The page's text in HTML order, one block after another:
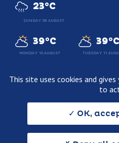
23°C
SUNDAY 09 AUGUST
39°C
MONDAY 10 AUGUST
39°C
TUESDAY 11
Personnal data
This site uses cookies and
to
OK,